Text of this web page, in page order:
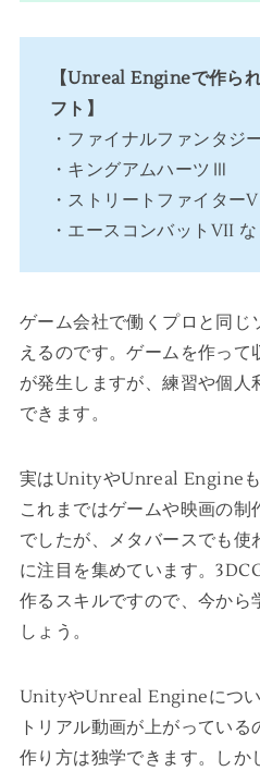
【Unreal Engineで作ら
フト】
・ファイナルファンタジ
・キングアムハーツⅢ
・ストリートファイターV
・エースコンバットVII
ゲーム会社で働くプロと同じ
えるのです。ゲームを作っ
が発生しますが、練習や個人
できます。
実はUnityやUnreal Engineも
これまではゲームや映画の
でしたが、メタバースでも
に注目を集めています。
作るスキルですので、今か
しょう。
UnityやUnreal Engineにつ
トリアル動画が上がってい
作り方は独学できます。しか